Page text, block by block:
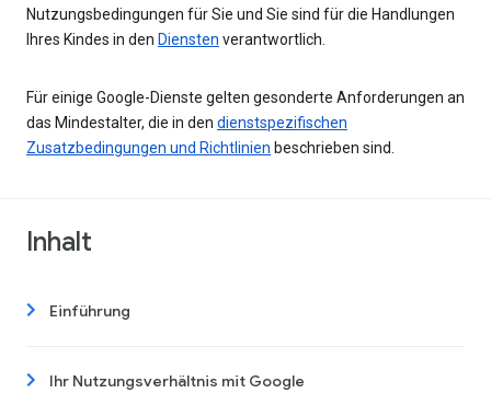
Nutzungsbedingungen für Sie und Sie sind für die Handlungen
Ihres Kindes in den Diensten verantwortlich.
Für einige Google-Dienste gelten gesonderte Anforderungen an
das Mindestalter, die in den dienstspezifischen
Zusatzbedingungen und Richtlinien beschrieben sind.
Inhalt
Einführung
Ihr Nutzungsverhältnis mit Google